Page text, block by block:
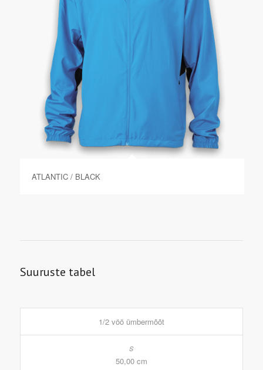
ATLANTIC / BLACK
Suuruste tabel
1/2 vöö ümbermõõt
50,00 cm